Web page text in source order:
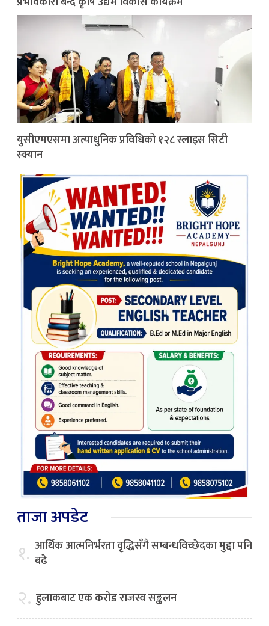
युसीएमएसमा अत्याधुनिक प्रविधिको १२८ स्लाइस सिटी
स्क्यान
ताजा अपडेट
१. आर्थिक आत्मनिर्भरता वृद्धिसँगै सम्बन्धविच्छेदका मुद्दा पनि
बढे
२. हुलाकबाट एक करोड राजस्व सङ्कलन